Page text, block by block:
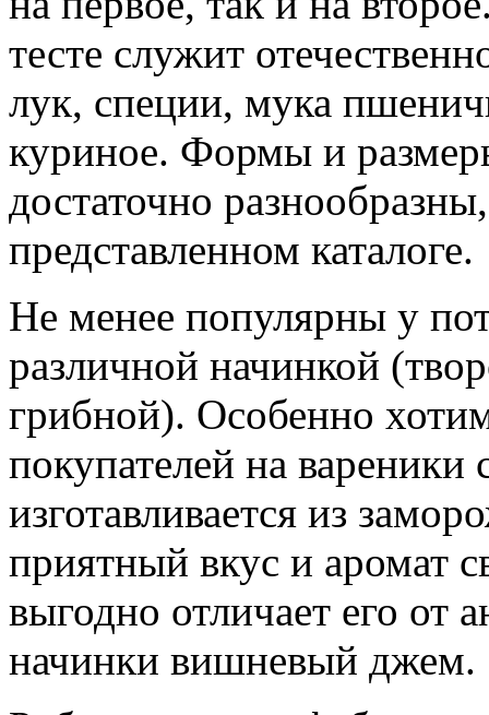
тесте служит
лук, специи, мука
куриное. Формы и
достаточно
представленном каталоге.
Не менее популярны у
различной начинкой
грибной). Особенно
покупателей на
изготавливается из
приятный вкус и аромат
выгодно отличает его от
начинки вишневый джем.